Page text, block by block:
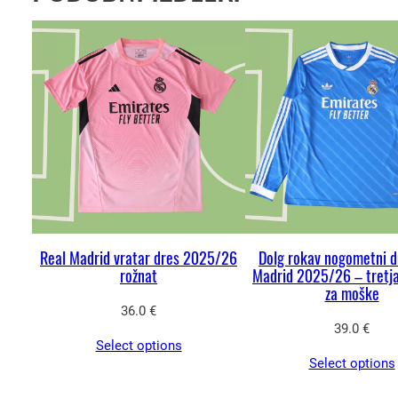
Real Madrid vratar dres 2025/26
rožnat
36.0 €
Select options
Dolg rokav nogometni
Madrid 2025/26 –
za moške
39.0 €
Select options